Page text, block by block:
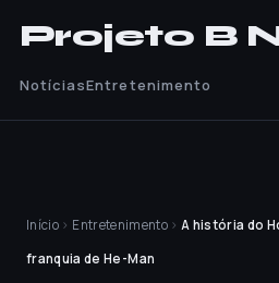
Projeto B
NotíciasEntretenimento
Início › Entretenimento › A história do
franquia de He-Man